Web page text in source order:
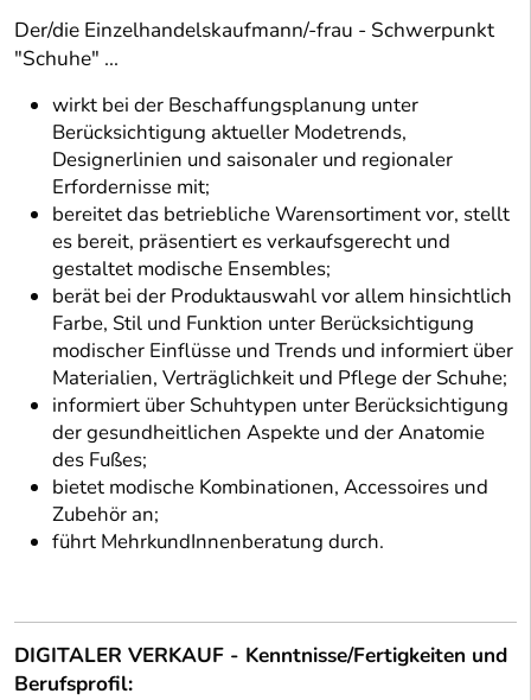
Der/die Einzelhandelskaufmann/-frau - Schwerpunkt
"Schuhe" ...
wirkt bei der Beschaffungsplanung unter
Berücksichtigung aktueller Modetrends,
Designerlinien und saisonaler und regionaler
Erfordernisse mit;
bereitet das betriebliche Warensortiment vor, stellt
es bereit, präsentiert es verkaufsgerecht und
gestaltet modische Ensembles;
berät bei der Produktauswahl vor allem hinsichtlich
Farbe, Stil und Funktion unter Berücksichtigung
modischer Einflüsse und Trends und informiert über
Materialien, Verträglichkeit und Pflege der Schuhe;
informiert über Schuhtypen unter Berücksichtigung
der gesundheitlichen Aspekte und der Anatomie
des Fußes;
bietet modische Kombinationen, Accessoires und
Zubehör an;
führt MehrkundInnenberatung durch.
DIGITALER VERKAUF - Kenntnisse/Fertigkeiten und
Berufsprofil: